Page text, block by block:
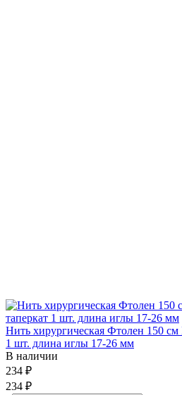
Нить хирургическая Фтолен 150 см
1 шт. длина иглы 17-26 мм
В наличии
234 ₽
234 ₽